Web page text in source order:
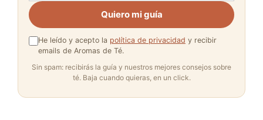
Quiero mi guía
He leído y acepto la política de privacidad y recibir
emails de Aromas de Té.
Sin spam: recibirás la guía y nuestros mejores consejos sobre
té. Baja cuando quieras, en un click.